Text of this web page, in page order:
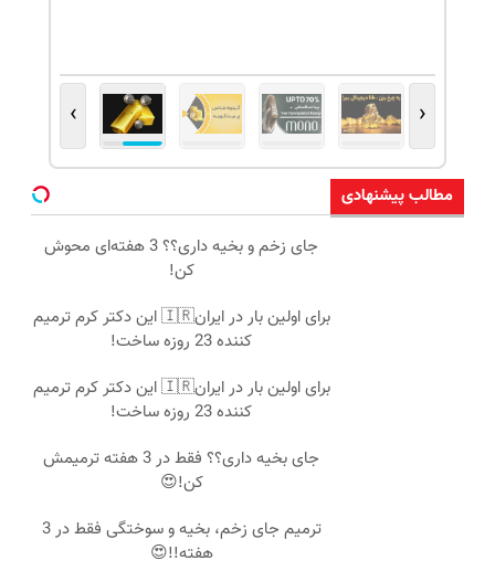
‹
›
مطالب پیشنهادی
جای زخم و بخیه داری؟؟ 3 هفته‌ای محوش
کن!
برای اولین بار در ایران🇮🇷 این دکتر کرم ترمیم
کننده 23 روزه ساخت!
برای اولین بار در ایران🇮🇷 این دکتر کرم ترمیم
کننده 23 روزه ساخت!
جای بخیه داری؟؟ فقط در 3 هفته ترمیمش
کن!😍
ترمیم جای زخم، بخیه و سوختگی فقط در 3
هفته!!😍